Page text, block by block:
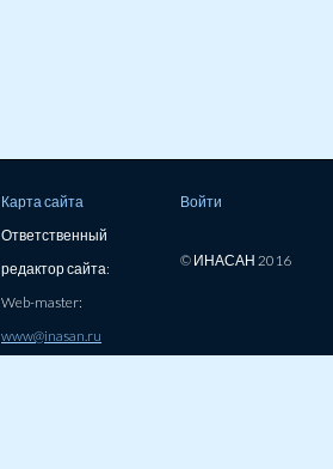
Карта сайта
Ответственный
редактор сайта:
Web-master:
www@inasan.ru
Войти
© ИНАСАН 2016